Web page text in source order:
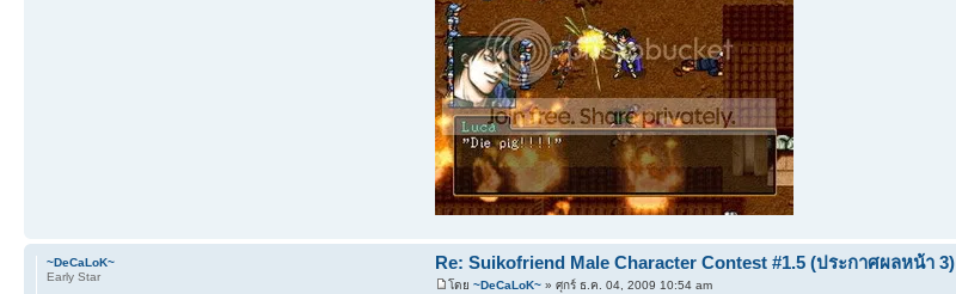
Re: Suikofriend Male Character Contest #1.5 (ประกาศผลหน้า 3)
โดย ~DeCaLoK~» ศุกร์ ธ.ค. 04, 2009 10:54 am
~DeCaLoK~
Early Star